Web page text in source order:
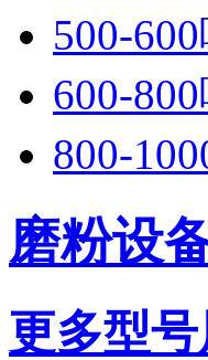
500-
600-
800-
磨粉设
更多型